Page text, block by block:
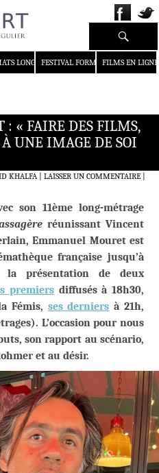
LONGS FESTIVAL FORMAT COURT
FILMS EN LIGNE
Recherche
« FAIRE DES FILMS,
À UNE IMAGE DE SOI
KHALFA LAISSER UN COMMENTAIRE|
son 11ème long-métrage
réunissant Vincent
Emmanuel Mouret est
française jusqu’à
la présentation de deux
premiersdiffusés à 18h30,
Fémis, ses derniers à 21h,
L’occasion pour nous
son rapport au scénario,
et au désir.